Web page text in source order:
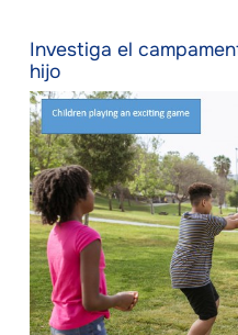
Investiga el
hijo